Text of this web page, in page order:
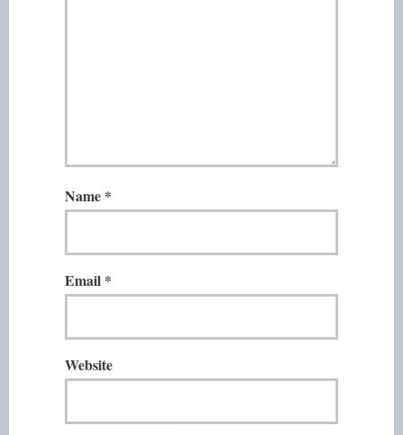
Name *
Email *
Website